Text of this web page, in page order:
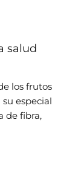
salud
los frutos
especial
de fibra,